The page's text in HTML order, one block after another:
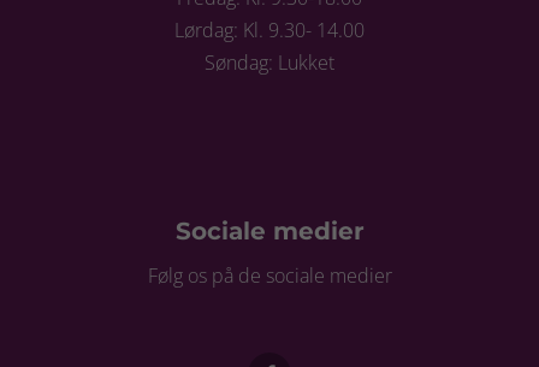
Lørdag: Kl. 9.30- 14.00
Søndag: Lukket
Sociale medier
Følg os på de sociale medier